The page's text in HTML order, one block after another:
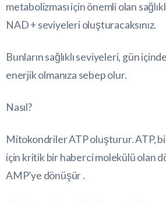
metabolizması için önemli olan
NAD + seviyeleri oluşturacaksınız.
Bunların sağlıklı seviyeleri, gün
enerjik olmanıza sebep olur.
Nasıl?
Mitokondriler ATP oluşturur. ATP,
için kritik bir haberci molekülü olan
AMP’ye dönüşür .